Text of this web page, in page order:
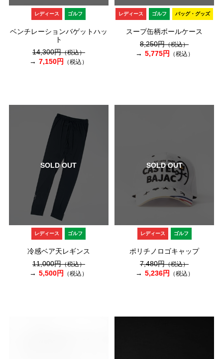
レディース ゴルフ
ベンチレーションバゲットハッ
ト
14,300円（税込）
7,150円 （税込）
レディース ゴルフ バッグ・グッズ
スープ缶柄ボールケース
8,250円（税込）
5,775円 （税込）
SOLD OUT
レディース ゴルフ
冷感ベア天レギンス
11,000円（税込）
5,500円 （税込）
SOLD OUT
レディース ゴルフ
ポリチノロゴキャップ
7,480円（税込）
5,236円 （税込）